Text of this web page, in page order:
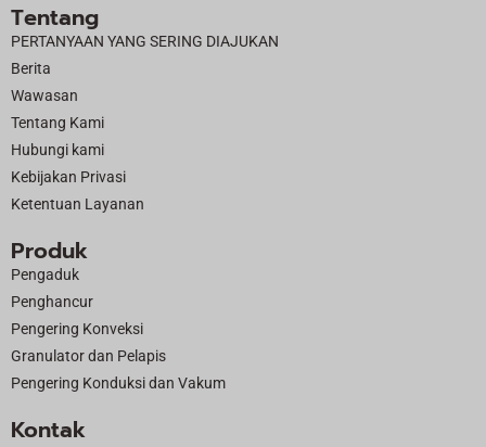
e
b
o
o
k
i
t
e
r
u e
Tentang
PERTANYAAN YANG SERING DIAJUKAN
Berita
Wawasan
Tentang Kami
Hubungi kami
Kebijakan Privasi
Ketentuan Layanan
Produk
Pengaduk
Penghancur
Pengering Konveksi
Granulator dan Pelapis
Pengering Konduksi dan Vakum
Kontak